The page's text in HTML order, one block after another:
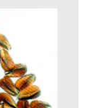
visibilmente
in una
mostra di
condizioni